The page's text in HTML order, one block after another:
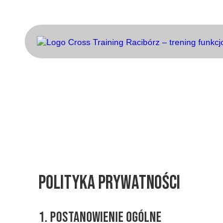
Polityka prywatności
1. Postanowienie ogólne